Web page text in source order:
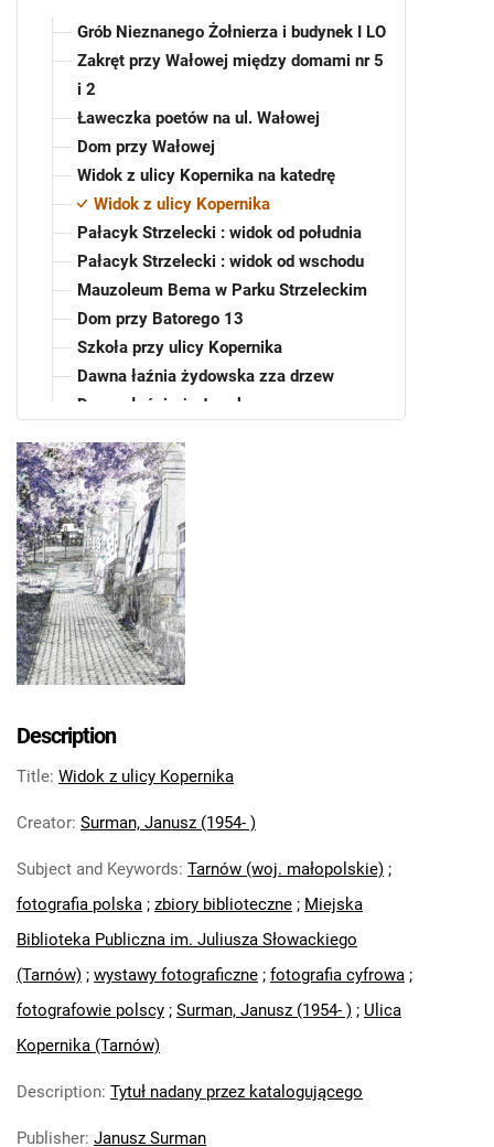
Grób Nieznanego Żołnierza i budynek I LO
Zakręt przy Wałowej między domami nr 5
i 2
Ławeczka poetów na ul. Wałowej
Dom przy Wałowej
Widok z ulicy Kopernika na katedrę
Widok z ulicy Kopernika
Pałacyk Strzelecki : widok od południa
Pałacyk Strzelecki : widok od wschodu
Mauzoleum Bema w Parku Strzeleckim
Dom przy Batorego 13
Szkoła przy ulicy Kopernika
Dawna łaźnia żydowska zza drzew
Dawna łaźnia żydowska
Widok z ulicy Kopernika w kierunku Grobu
Nieznanego Żołnierza
Description
Title: Widok z ulicy Kopernika
Creator: Surman, Janusz (1954- )
Subject and Keywords: Tarnów (woj. małopolskie) ;
fotografia polska ; zbiory biblioteczne ; Miejska
Biblioteka Publiczna im. Juliusza Słowackiego
(Tarnów) ; wystawy fotograficzne ; fotografia cyfrowa ;
fotografowie polscy ; Surman, Janusz (1954- ) ; Ulica
Kopernika (Tarnów)
Description: Tytuł nadany przez katalogującego
Publisher: Janusz Surman